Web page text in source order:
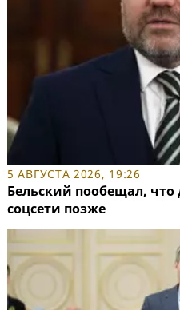
5 АВГУСТА 2026, 19:26
Бельский пообещал, что
соцсети позже